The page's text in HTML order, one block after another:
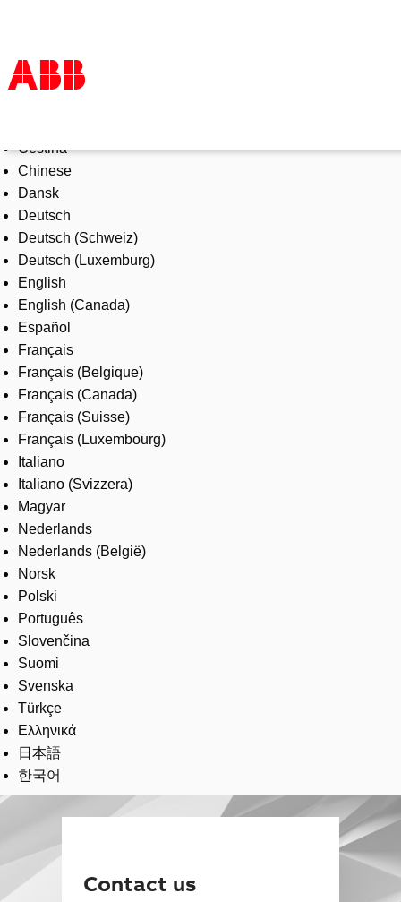
Products & Solutions
Industries
Services
About us
Where to buy
Contact us
Careers
Čeština
Chinese
Dansk
Deutsch
Deutsch (Schweiz)
Deutsch (Luxemburg)
English
English (Canada)
Español
Français
Français (Belgique)
Français (Canada)
Français (Suisse)
Français (Luxembourg)
Italiano
Italiano (Svizzera)
Magyar
Nederlands
Nederlands (België)
Norsk
Polski
Português
Slovenčina
Suomi
Svenska
Türkçe
Ελληνικά
日本語
한국어
Contact us